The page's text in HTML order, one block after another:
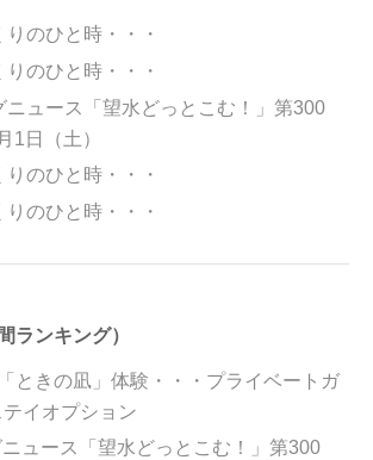
のひと時・・・
のひと時・・・
ニュース「望水どっとこむ！」第300
1日（土）
のひと時・・・
のひと時・・・
ランキング）
ときの凪」体験・・・プライベートガ
イオプション
ュース「望水どっとこむ！」第300